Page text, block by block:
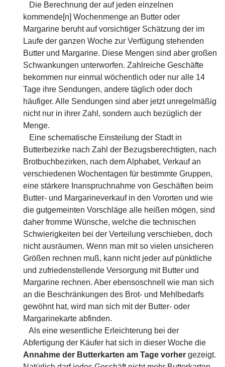
Die Berechnung der auf jeden einzelnen
kommende[n] Wochenmenge an Butter oder
Margarine beruht auf vorsichtiger Schätzung der im
Laufe der ganzen Woche zur Verfügung stehenden
Butter und Margarine. Diese Mengen sind aber großen
Schwankungen unterworfen. Zahlreiche Geschäfte
bekommen nur einmal wöchentlich oder nur alle 14
Tage ihre Sendungen, andere täglich oder doch
häufiger. Alle Sendungen sind aber jetzt unregelmäßig
nicht nur in ihrer Zahl, sondern auch bezüglich der
Menge.
Eine schematische Einsteilung der Stadt in
Butterbezirke nach Zahl der Bezugsberechtigten, nach
Brotbuchbezirken, nach dem Alphabet, Verkauf an
verschiedenen Wochentagen für bestimmte Gruppen,
eine stärkere Inanspruchnahme von Geschäften beim
Butter- und Margarineverkauf in den Vororten und wie
die gutgemeinten Vorschläge alle heißen mögen, sind
daher fromme Wünsche, welche die technischen
Schwierigkeiten bei der Verteilung verschieben, doch
nicht ausräumen. Wenn man mit so vielen unsicheren
Größen rechnen muß, kann nicht jeder auf pünktliche
und zufriedenstellende Versorgung mit Butter und
Margarine rechnen. Aber ebensoschnell wie man sich
an die Beschränkungen des Brot- und Mehlbedarfs
gewöhnt hat, wird man sich mit der Butter- oder
Margarinekarte abfinden.
Als eine wesentliche Erleichterung bei der
Abfertigung der Käufer hat sich in dieser Woche die
Annahme der Butterkarten am Tage vorher gezeigt.